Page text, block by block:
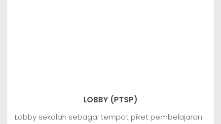
LOBBY (PTSP)
Lobby sekolah sebagai tempat piket pembelajaran